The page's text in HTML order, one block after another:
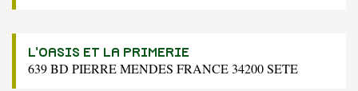
L'OASIS ET LA PRIMERIE
639 BD PIERRE MENDES FRANCE 34200 SETE